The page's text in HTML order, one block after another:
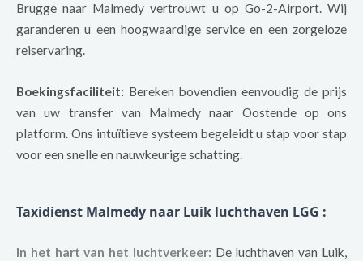
Brugge naar Malmedy vertrouwt u op Go-2-Airport. Wij
garanderen u een hoogwaardige service en een zorgeloze
reiservaring.
Boekingsfaciliteit: Bereken bovendien eenvoudig de prijs
van uw transfer van Malmedy naar Oostende op ons
platform. Ons intuïtieve systeem begeleidt u stap voor stap
voor een snelle en nauwkeurige schatting.
Taxidienst Malmedy naar Luik luchthaven LGG :
In het hart van het luchtverkeer: De luchthaven van Luik,